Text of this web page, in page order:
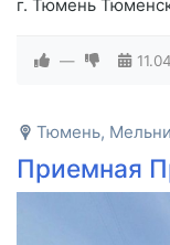
г. Тюмень
—
Тюмень,
Приемная